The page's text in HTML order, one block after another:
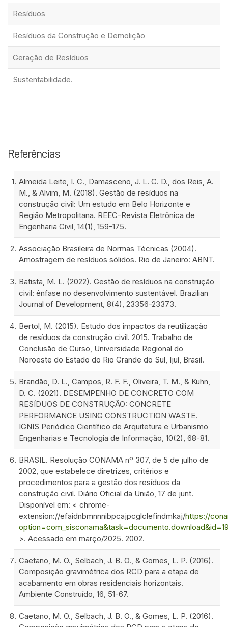
Resíduos
Resíduos da Construção e Demolição
Geração de Resíduos
Sustentabilidade.
Referências
Almeida Leite, I. C., Damasceno, J. L. C. D., dos Reis, A.
M., & Alvim, M. (2018). Gestão de resíduos na
construção civil: Um estudo em Belo Horizonte e
Região Metropolitana. REEC-Revista Eletrônica de
Engenharia Civil, 14(1), 159-175.
Associação Brasileira de Normas Técnicas (2004).
Amostragem de resíduos sólidos. Rio de Janeiro: ABNT.
Batista, M. L. (2022). Gestão de resíduos na construção
civil: ênfase no desenvolvimento sustentável. Brazilian
Journal of Development, 8(4), 23356-23373.
Bertol, M. (2015). Estudo dos impactos da reutilização
de resíduos da construção civil. 2015. Trabalho de
Conclusão de Curso, Universidade Regional do
Noroeste do Estado do Rio Grande do Sul, Ijuí, Brasil.
Brandão, D. L., Campos, R. F. F., Oliveira, T. M., & Kuhn,
D. C. (2021). DESEMPENHO DE CONCRETO COM
RESÍDUOS DE CONSTRUÇÃO: CONCRETE
PERFORMANCE USING CONSTRUCTION WASTE.
IGNIS Periódico Científico de Arquitetura e Urbanismo
Engenharias e Tecnologia de Informação, 10(2), 68-81.
BRASIL. Resolução CONAMA nº 307, de 5 de julho de
2002, que estabelece diretrizes, critérios e
procedimentos para a gestão dos resíduos da
construção civil. Diário Oficial da União, 17 de junt.
Disponível em: < chrome-
extension://efaidnbmnnnibpcajpcglclefindmkaj/https://
>. Acessado em março/2025. 2002.
Caetano, M. O., Selbach, J. B. O., & Gomes, L. P. (2016).
Composição gravimétrica dos RCD para a etapa de
acabamento em obras residenciais horizontais.
Ambiente Construído, 16, 51-67.
Caetano, M. O., Selbach, J. B. O., & Gomes, L. P. (2016).